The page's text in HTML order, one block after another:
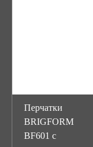
Перчатки
BRIGFORM
BF601 c